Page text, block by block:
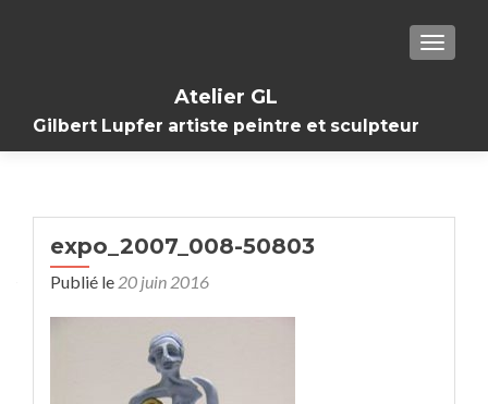
Atelier GL
Gilbert Lupfer artiste peintre et sculpteur
expo_2007_008-50803
Publié le 20 juin 2016